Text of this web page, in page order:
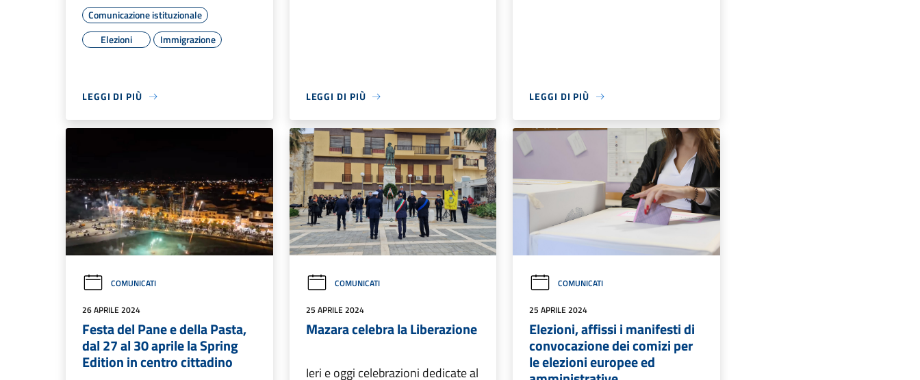
Comunicazione istituzionale
Elezioni
Immigrazione
LEGGI DI PIÙ LEGGI DI PIÙ LEGGI DI PIÙ
COMUNICATI
26 APRILE 2024
Festa del Pane e della Pasta,
dal 27 al 30 aprile la Spring
Edition in centro cittadino
COMUNICATI
25 APRILE 2024
Mazara celebra la Liberazione
Ieri e oggi celebrazioni dedicate al
COMUNICATI
25 APRILE 2024
Elezioni, affissi i manifesti di
convocazione dei comizi per
le elezioni europee ed